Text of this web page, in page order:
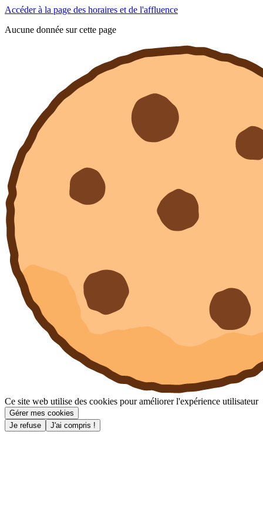
Accéder à la page des horaires et de l'affluence
Aucune donnée sur cette page
Ce site web utilise des cookies pour améliorer l'expérience utilisateur
Gérer mes cookies
Je refuse
J'ai compris !